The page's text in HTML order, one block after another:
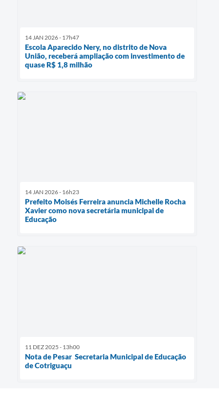
14 JAN 2026 - 17h47
Escola Aparecido Nery, no distrito de Nova
União, receberá ampliação com investimento de
quase R$ 1,8 milhão
14 JAN 2026 - 16h23
Prefeito Moisés Ferreira anuncia Michelle Rocha
Xavier como nova secretária municipal de
Educação
11 DEZ 2025 - 13h00
Nota de Pesar Secretaria Municipal de Educação
de Cotriguaçu